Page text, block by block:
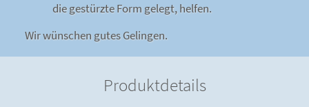
die gestürzte Form gelegt, helfen.
Wir wünschen gutes Gelingen.
Produktdetails